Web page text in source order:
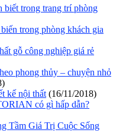
biết trong trang trí phòng
trong phòng khách gia
gỗ công nghiệp giá rẻ
phong thủy – chuyện nhỏ
kế nội thất (16/11/2018)
có gì hấp dẫn?
Tầm Giá Trị Cuộc Sống